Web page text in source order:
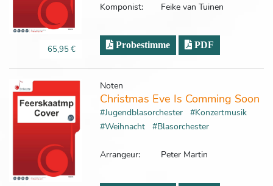
65,95 €
Komponist: Feike van Tuinen
Probestimme PDF
Noten
Christmas Eve Is Comming Soon
#Jugendblasorchester
#Konzertmusik
#Weihnacht
#Blasorchester
Arrangeur: Peter Martin